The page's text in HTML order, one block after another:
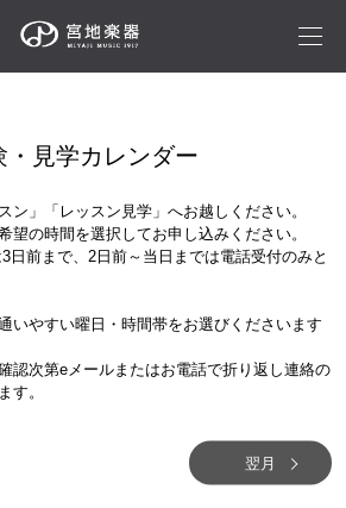
・見学カレンダー
ン」「レッスン見学」へお越しください。
望の時間を選択してお申し込みください。
前まで、2日前～当日までは電話受付のみと
いやすい曜日・時間帯をお選びくださいます
認次第eメールまたはお電話で折り返し連絡の
す。
翌月